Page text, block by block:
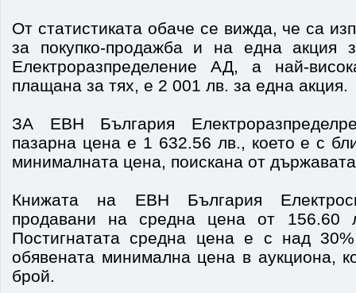
От статистиката обаче се вижда, че са
за покупко-продажба и на една акция
Електроразпределение АД, а най-
плащана за тях, е 2 001 лв. за една акция.
ЗА ЕВН България
пазарна цена е 1 632.56 лв., което е с
минималната цена, поискана от
Книжата на ЕВН България
продавани на средна цена от 156.60
Постигнатата средна цена е с над
обявената минимална цена в аукциона,
брой.